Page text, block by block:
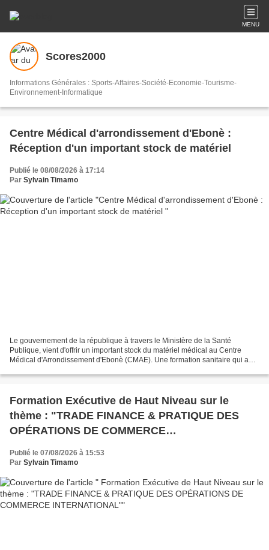
MENU
Scores2000
Informations Générales : Sports-Affaires-Société-Economie-Tourisme-
Environnement-Informatique
Centre Médical d'arrondissement d'Ebonè :
Réception d'un important stock de matériel
Publié le 08/08/2026 à 17:14
Par Sylvain Timamo
Le gouvernement de la république à travers le Ministère de la Santé
Publique, vient d'offrir un important stock du matériel médical au Centre
Médical d'Arrondissement d'Ebonè (CMAE). Une formation sanitaire qui a
Formation Exécutive de Haut Niveau sur le
thème : "TRADE FINANCE & PRATIQUE DES
OPÉRATIONS DE COMMERCE
Publié le 07/08/2026 à 15:53
Par Sylvain Timamo